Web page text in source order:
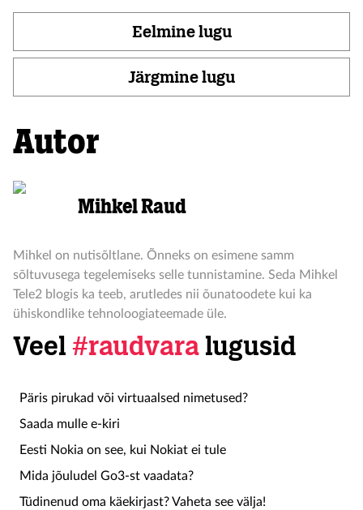
Eelmine lugu
Järgmine lugu
Autor
Mihkel Raud
Mihkel on nutisõltlane. Õnneks on esimene samm
sõltuvusega tegelemiseks selle tunnistamine. Seda Mihkel
Tele2 blogis ka teeb, arutledes nii õunatoodete kui ka
ühiskondlike tehnoloogiateemade üle.
Veel #raudvara lugusid
Päris pirukad või virtuaalsed nimetused?
Saada mulle e-kiri
Eesti Nokia on see, kui Nokiat ei tule
Mida jõuludel Go3-st vaadata?
Tüdinenud oma käekirjast? Vaheta see välja!